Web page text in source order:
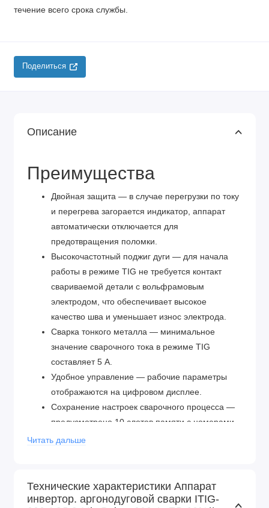
течение всего срока службы.
Поделиться
Описание
Преимущества
Двойная защита — в случае перегрузки по току
и перегрева загорается индикатор, аппарат
автоматически отключается для
предотвращения поломки.
Высокочастотный поджиг дуги — для начала
работы в режиме TIG не требуется контакт
свариваемой детали с вольфрамовым
электродом, что обеспечивает высокое
качество шва и уменьшает износ электрода.
Сварка тонкого металла — минимальное
значение сварочного тока в режиме TIG
составляет 5 А.
Удобное управление — рабочие параметры
отображаются на цифровом дисплее.
Сохранение настроек сварочного процесса —
предусмотрено 10 слотов памяти с номерами
от 0 до 9 для загрузки выбранных режимов и
коротких швов и работа в труднодоступных
местах (режим 2T), выполнение длинных швов
Читать дальше
Технические характеристики Аппарат
инвертор. аргонодуговой сварки ITIG-